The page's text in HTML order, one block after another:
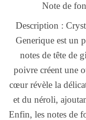
Note de
Description :
Generique est un
notes de tête de
poivre créent une
cœur révèle la
et du néroli,
Enfin, les notes de